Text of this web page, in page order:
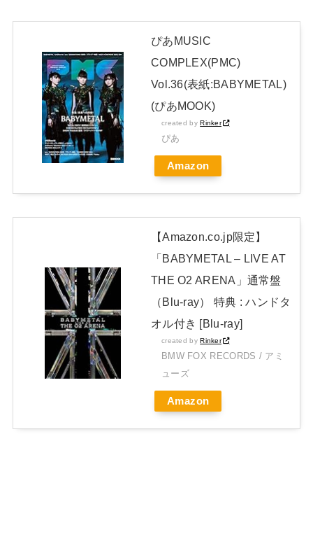
5期・6期 人気ランキング NEW!
日本独自企画・限定生産盤「METAL FORTH (DELUXE
JAPAN EDITION)」着弾
【BABYMETAL】METAL FORTH DELUXE JAPAN EDITION
開封レビュー!
ぴあMUSIC
COMPLEX(PMC)
Vol.36(表紙:BABYMETAL)
(ぴあMOOK)
created byRinker
ぴあ
Amazon
【Amazon.co.jp限定】
「BABYMETAL – LIVE AT
THE O2 ARENA」通常盤
（Blu-ray） 特典 : ハンドタ
オル付き [Blu-ray]
created byRinker
BMW FOX RECORDS / アミ
ューズ
Amazon